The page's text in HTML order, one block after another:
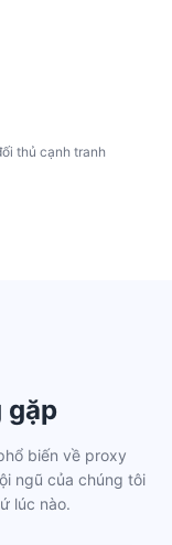
thủ cạnh tranh
gặp
biến về proxy
ngũ của chúng tôi
lúc nào.